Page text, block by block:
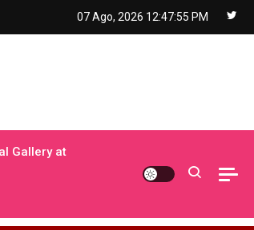
07 Ago, 2026 12:47:56 PM
Gallery at